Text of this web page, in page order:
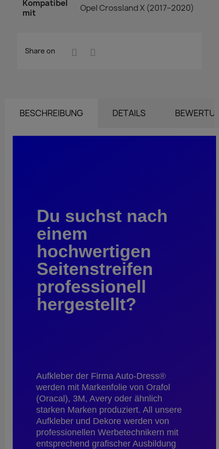
Kompatibel
mit
Opel Crossland X (2017–2020)
Share on
BESCHREIBUNG DETAILS
Du suchst nach
einem
hochwertigen
Seitenstreifen
professionell
hergestellt?
Aufkleber der Firma Auto-Dress®
werden mit Markenfolie von Orafol
(Oracal), 3M, Avery oder ähnlich
starken Marken produziert. All unsere
Aufkleber und Dekore werden von
professionellen Werbetechnikern mit
entsprechend grafischer Ausbildung